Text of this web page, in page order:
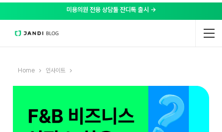
미용의원 전용 상담툴 잔디톡 출시 →
Home 인사이트